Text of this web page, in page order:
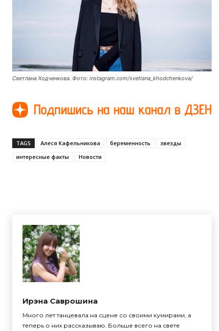
Светлана Ходченкова. Фото: instagram.com/svetlana_khodchenkova/
TAGS Алеся Кафельникова беременность
звезды
интересные факты
Новости
Ирэна Саврошина
Много лет танцевала на сцене со своими кумирами, а
теперь о них рассказываю. Больше всего на свете